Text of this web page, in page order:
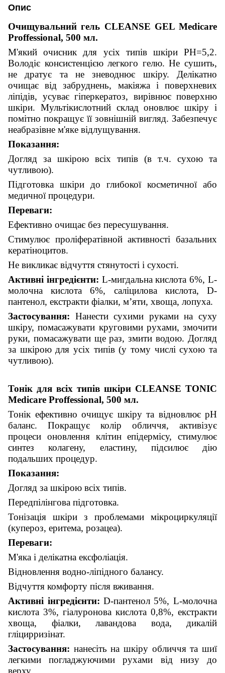
Опис
Очищувальний гель CLEANSE GEL Medicare
Proffessional, 500 мл.
М'який очисник для усіх типів шкіри РН=5,2.
Володіє консистенцією легкого гелю. Не сушить,
не дратує та не зневоднює шкіру. Делікатно
очищає від забруднень, макіяжа і поверхневих
ліпідів, усуває гіперкератоз, вирівнює поверхню
шкіри. Мультікислотний склад оновлює шкіру і
помітно покращує її зовнішній вигляд. Забезпечує
неабразівне м'яке відлущування.
Показання:
Догляд за шкірою всіх типів (в т.ч. сухою та
чутливою).
Підготовка шкіри до глибокої косметичної або
медичної процедури.
Переваги:
Ефективно очищає без пересушування.
Стимулює проліфератівной активності базальних
кератіноцитов.
Не викликає відчуття стянутості і сухості.
Активні інгредієнти: L-мигдальна кислота 6%, L-
молочна кислота 6%, саліцилова кислота, D-
пантенол, екстракти фіалки, м’яти, хвоща, лопуха.
Застосування: Нанести сухими руками на суху
шкіру, помасажувати круговими рухами, змочити
руки, помасажувати ще раз, змити водою. Догляд
за шкірою для усіх типів (у тому числі сухою та
чутливою).
Тонік для всіх типів шкіри CLEANSE TONIC
Medicare Proffessional, 500 мл.
Тонік ефективно очищує шкіру та відновлює рН
баланс. Покращує колір обличчя, активізує
процеси оновлення клітин епідермісу, стимулює
синтез колагену, еластину, підсилює дію
подальших процедур.
Показання:
Догляд за шкірою всіх типів.
Передпілінгова підготовка.
Тонізація шкіри з проблемами мікроциркуляції
(купероз, еритема, розацеа).
Переваги:
М'яка і делікатна ексфоліація.
Відновлення водно-ліпідного балансу.
Відчуття комфорту після вживання.
Активні інгредієнти: D-пантенол 5%, L-молочна
кислота 3%, гіалуронова кислота 0,8%, екстракти
хвоща, фіалки, лавандова вода, дикалій
гліцирризінат.
Застосування: нанесіть на шкіру обличчя та шиї
легкими погладжуючими рухами від низу до
верху.